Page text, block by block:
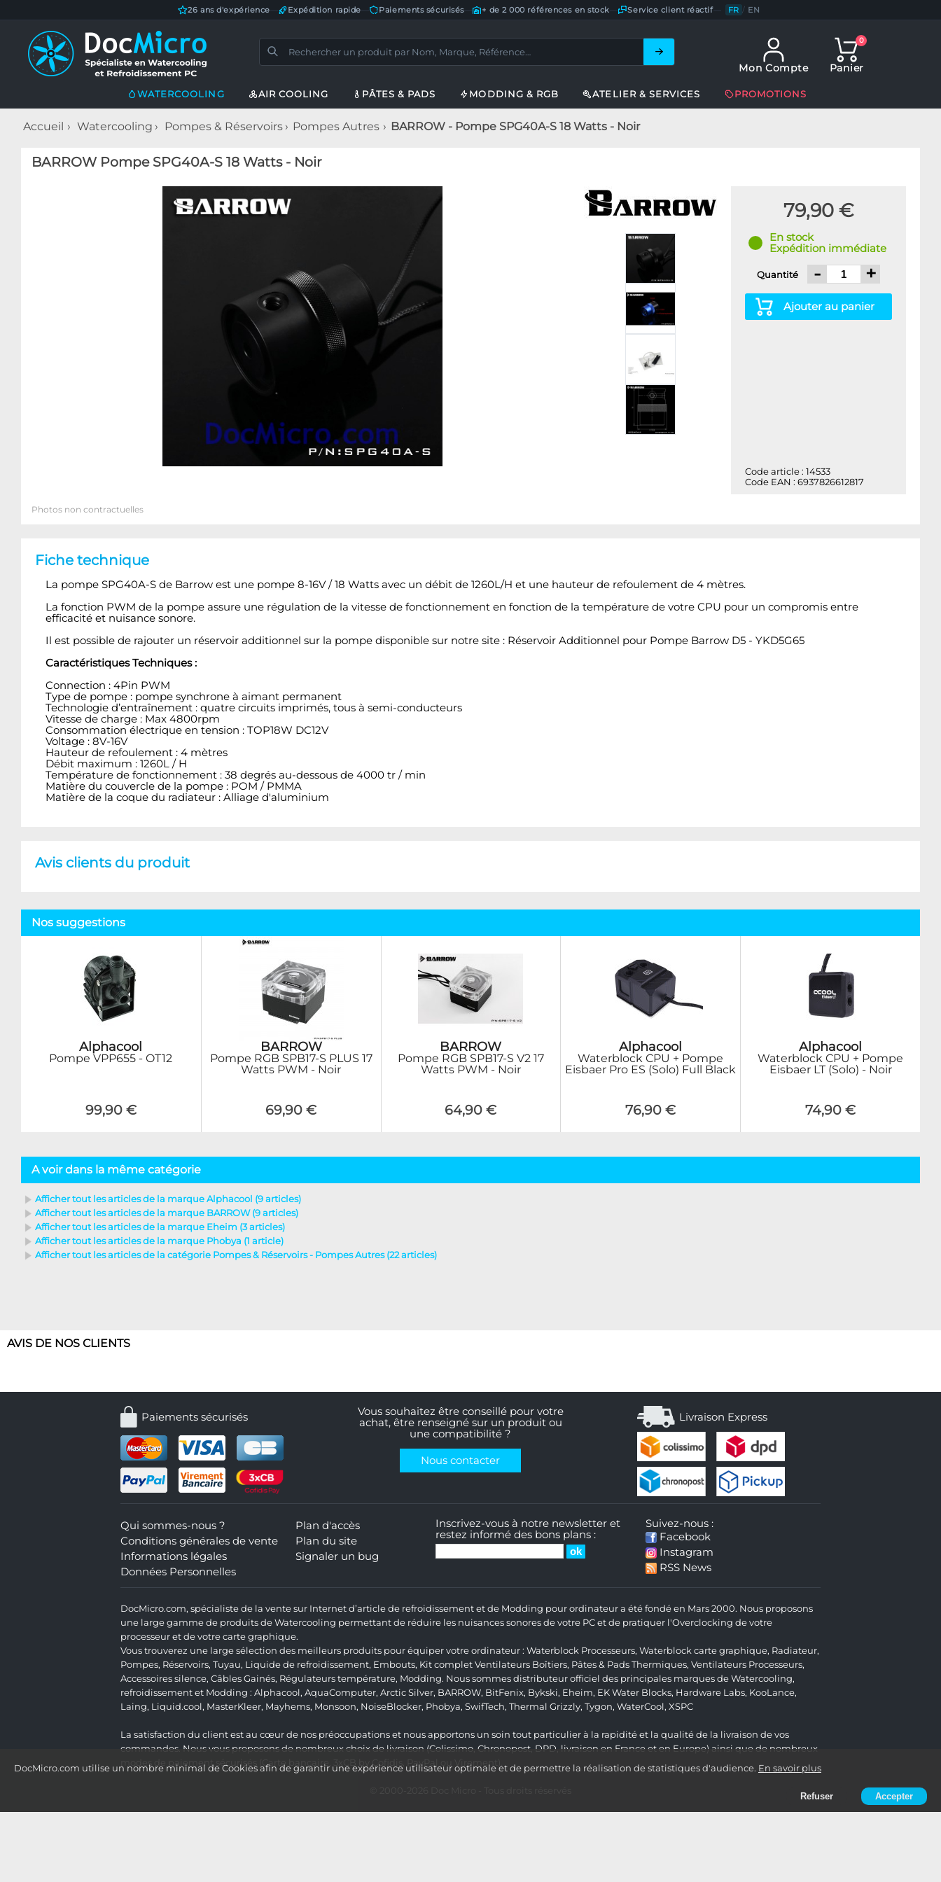
DocMicro.com utilise un nombre minimal de Cookies afin de garantir une expérience utilisateur optimale et de permettre la réalisation de statistiques d'audience. En savoir plus
Refuser Accepter
26 ans d'expérience Expédition rapide Paiements sécurisés— + de 2 000 références en stock Service client réactif— FR / EN
Mon Compte
0
Panier
WATERCOOLING AIR COOLING PÂTES & PADS MODDING & RGB ATELIER & SERVICES PROMOTIONS
Accueil Watercooling Pompes & Réservoirs Pompes Autres BARROW - Pompe SPG40A-S 18 Watts - Noir
BARROW Pompe SPG40A-S 18 Watts - Noir
79,90 €
En stock
Expédition immédiate
Quantité - +
Ajouter au panier
Code article : 14533
Code EAN : 6937826612817
Photos non contractuelles
Fiche technique
La pompe SPG40A-S de Barrow est une pompe 8-16V / 18 Watts avec un débit de 1260L/H et une hauteur de refoulement de 4 mètres.
La fonction PWM de la pompe assure une régulation de la vitesse de fonctionnement en fonction de la température de votre CPU pour un compromis entre
efficacité et nuisance sonore.
Il est possible de rajouter un réservoir additionnel sur la pompe disponible sur notre site : Réservoir Additionnel pour Pompe Barrow D5 - YKD5G65
Caractéristiques Techniques :
Connection : 4Pin PWM
Type de pompe : pompe synchrone à aimant permanent
Technologie d’entraînement : quatre circuits imprimés, tous à semi-conducteurs
Vitesse de charge : Max 4800rpm
Consommation électrique en tension : TOP18W DC12V
Voltage : 8V-16V
Hauteur de refoulement : 4 mètres
Débit maximum : 1260L / H
Température de fonctionnement : 38 degrés au-dessous de 4000 tr / min
Matière du couvercle de la pompe : POM / PMMA
Matière de la coque du radiateur : Alliage d'aluminium
Avis clients du produit
Nos suggestions
Alphacool
Pompe VPP655 - OT12
99,90 €
BARROW
Pompe RGB SPB17-S PLUS 17
Watts PWM - Noir
69,90 €
BARROW
Pompe RGB SPB17-S V2 17
Watts PWM - Noir
64,90 €
Alphacool
Waterblock CPU + Pompe
Eisbaer Pro ES (Solo) Full Black
76,90 €
Alphacool
Waterblock CPU + Pompe
Eisbaer LT (Solo) - Noir
74,90 €
A voir dans la même catégorie
Afficher tout les articles de la marque Alphacool (9 articles)
Afficher tout les articles de la marque BARROW (9 articles)
Afficher tout les articles de la marque Eheim (3 articles)
Afficher tout les articles de la marque Phobya (1 article)
Afficher tout les articles de la catégorie Pompes & Réservoirs - Pompes Autres (22 articles)
AVIS DE NOS CLIENTS
Paiements sécurisés
Vous souhaitez être conseillé pour votre
achat, être renseigné sur un produit ou
une compatibilité ?
Nous contacter
Livraison Express
Qui sommes-nous ?
Conditions générales de vente
Informations légales
Données Personnelles
Plan d'accès
Plan du site
Signaler un bug
Inscrivez-vous à notre newsletter et
restez informé des bons plans :
Suivez-nous :
Facebook
Instagram
RSS News
DocMicro.com, spécialiste de la vente sur Internet d’article de refroidissement et de Modding pour ordinateur a été fondé en Mars 2000. Nous proposons
une large gamme de produits de Watercooling permettant de réduire les nuisances sonores de votre PC et de pratiquer l'Overclocking de votre
processeur et de votre carte graphique.
Vous trouverez une large sélection des meilleurs produits pour équiper votre ordinateur : Waterblock Processeurs, Waterblock carte graphique, Radiateur,
Pompes, Réservoirs, Tuyau, Liquide de refroidissement, Embouts, Kit complet Ventilateurs Boîtiers, Pâtes & Pads Thermiques, Ventilateurs Processeurs,
Accessoires silence, Câbles Gainés, Régulateurs température, Modding. Nous sommes distributeur officiel des principales marques de Watercooling,
refroidissement et Modding : Alphacool, AquaComputer, Arctic Silver, BARROW, BitFenix, Bykski, Eheim, EK Water Blocks, Hardware Labs, KooLance,
Laing, Liquid.cool, MasterKleer, Mayhems, Monsoon, NoiseBlocker, Phobya, SwifTech, Thermal Grizzly, Tygon, WaterCool, XSPC
La satisfaction du client est au cœur de nos préoccupations et nous apportons un soin tout particulier à la rapidité et la qualité de la livraison de vos
commandes. Nous vous proposons de nombreux choix de livraison (Colissimo, Chronopost, DPD, livraison en France et en Europe) ainsi que de nombreux
modes de paiement sécurisés (Carte bancaire, 3xCB by Cofidis, PayPal ou Virement).